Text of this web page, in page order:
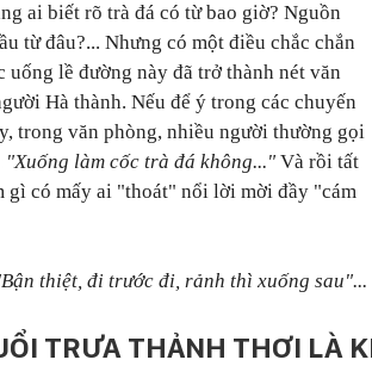
ai biết rõ trà đá có từ bao giờ? Nguồn
từ đâu?... Nhưng có một điều chắc chắn
uống lề đường này đã trở thành nét văn
Hà thành. Nếu để ý trong các chuyến
trong văn phòng, nhiều người thường gọi
"Xuống làm cốc trà đá không..." Và rồi tất
gì có mấy ai "thoát" nổi lời mời đầy "cám
thiệt, đi trước đi, rảnh thì xuống sau"...
TRƯA THẢNH THƠI LÀ